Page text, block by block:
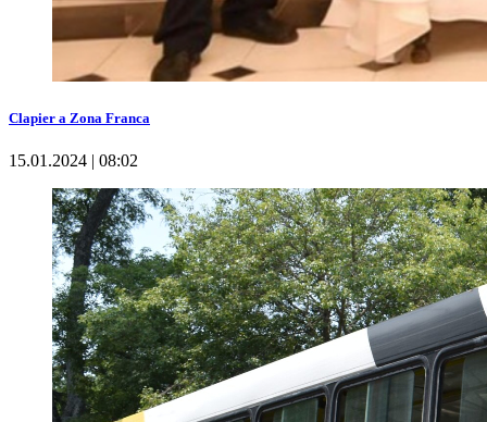
Clapier a Zona Franca
15.01.2024 | 08:02